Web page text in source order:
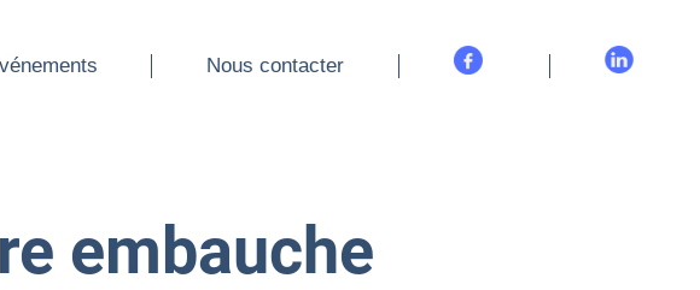
Nous contacter
embauche
Nous contacter